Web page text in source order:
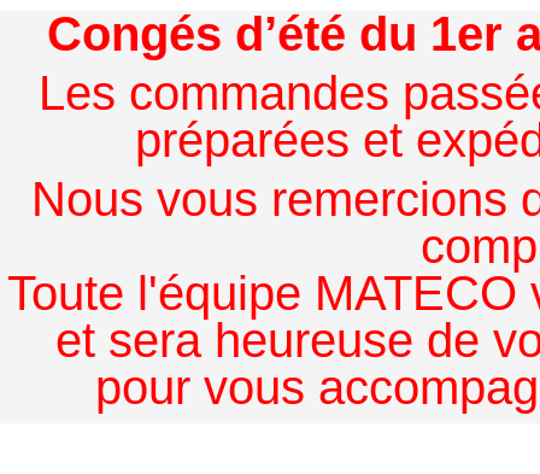
Congés d’été du 1er
Les commandes
préparées et
Nous vous remercions
Toute l'équipe
et sera heureuse de
pour vous